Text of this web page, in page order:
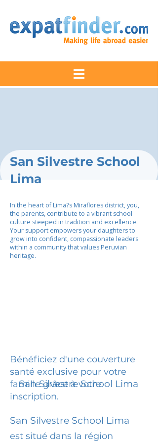
San Silvestre School
Lima
In the heart of Lima?s Miraflores district, you,
the parents, contribute to a vibrant school
culture steeped in tradition and excellence.
Your support empowers your daughters to
grow into confident, compassionate leaders
within a community that values Peruvian
heritage.
Bénéficiez d'une couverture
santé exclusive pour votre
famille grâce à votre
inscription.
San Silvestre School Lima
San Silvestre School Lima
est situé dans la région